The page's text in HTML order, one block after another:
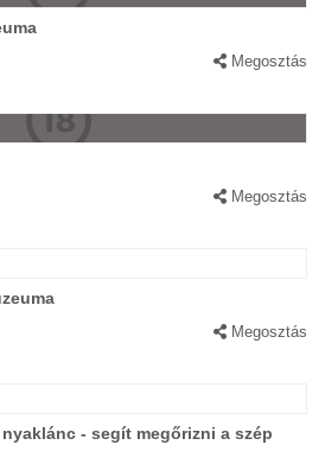
Megosztás
Megosztás
Megosztás
- segít megőrizni a szép